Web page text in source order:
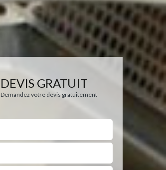
DEVIS GRATUIT
Demandez votre devis gratuitement